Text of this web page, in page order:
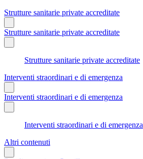
Strutture sanitarie private accreditate
Strutture sanitarie private accreditate
Strutture sanitarie private accreditate
Interventi straordinari e di emergenza
Interventi straordinari e di emergenza
Interventi straordinari e di emergenza
Altri contenuti